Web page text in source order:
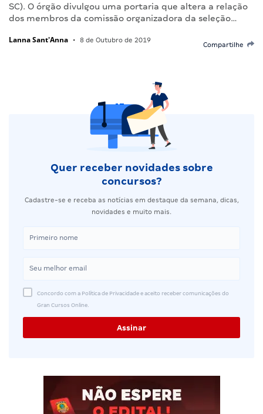
SC). O órgão divulgou uma portaria que altera a relação
dos membros da comissão organizadora da seleção…
Lanna Sant'Anna • 8 de Outubro de 2019
Compartilhe
Quer receber novidades sobre
concursos?
Cadastre-se e receba as notícias em destaque da semana, dicas,
novidades e muito mais.
Concordo com a Política de Privacidade e aceito receber comunicações do
Gran Cursos Online.